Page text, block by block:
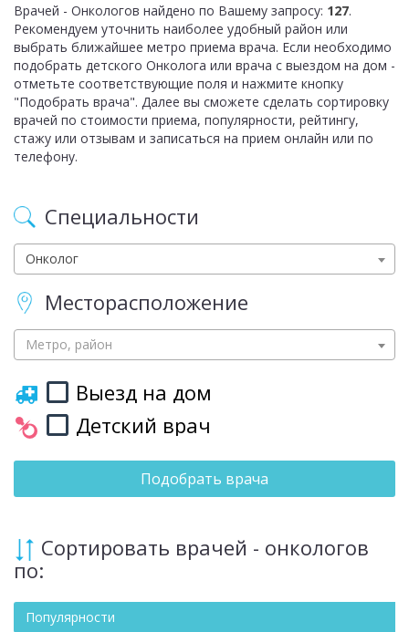
Врачей - Онкологов найдено по Вашему запросу: 127.
Рекомендуем уточнить наиболее удобный район или
выбрать ближайшее метро приема врача. Если необходимо
подобрать детского Онколога или врача с выездом на дом -
отметьте соответствующие поля и нажмите кнопку
"Подобрать врача". Далее вы сможете сделать сортировку
врачей по стоимости приема, популярности, рейтингу,
стажу или отзывам и записаться на прием онлайн или по
телефону.
Специальности
Онколог
Месторасположение
Метро, район
Выезд на дом
Детский врач
Подобрать врача
Сортировать врачей - онкологов
по:
Популярности